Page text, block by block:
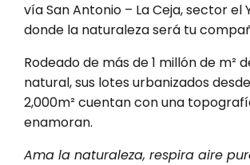
vía San Antonio – La Ceja, sector el
donde la naturaleza será tu
Rodeado de más de 1 millón de m²
natural, sus lotes urbanizados desde
2,000m² cuentan con una
enamoran.
Ama la naturaleza, respira aire